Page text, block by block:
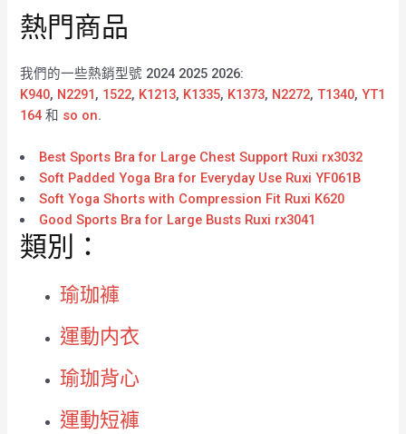
熱門商品
我們的一些熱銷型號 2024 2025 2026:
K940, N2291, 1522, K1213, K1335, K1373, N2272,T1340,YT1
164 和 so on.
Best Sports Bra for Large Chest Support Ruxi rx3032
Soft Padded Yoga Bra for Everyday Use Ruxi YF061B
Soft Yoga Shorts with Compression Fit Ruxi K620
Good Sports Bra for Large Busts Ruxi rx3041
類別：
瑜珈褲
運動内衣
瑜珈背心
運動短褲